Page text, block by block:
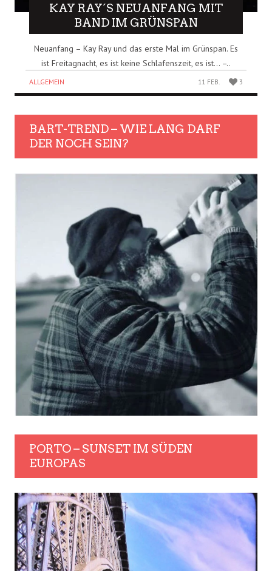
KAY RAY´S NEUANFANG MIT
BAND IM GRÜNSPAN
Neuanfang – Kay Ray und das erste Mal im Grünspan. Es
ist Freitagnacht, es ist keine Schlafenszeit, es ist… –..
ALLGEMEIN 11 FEB. 3
BART-TREND – WIE LANG DARF
DER NOCH SEIN?
PORTO – SUNSET IM SÜDEN
EUROPAS